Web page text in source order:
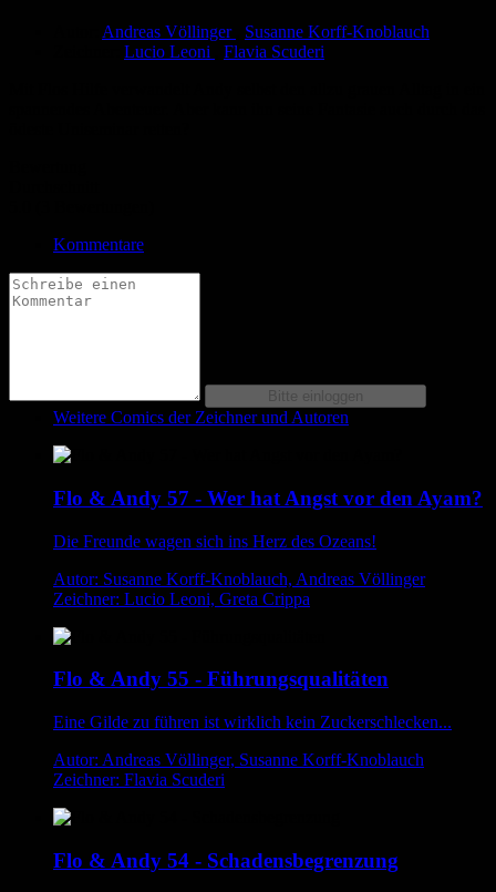
Andreas Völlinger
Susanne Korff-Knoblauch
Lucio Leoni
Flavia Scuderi
Kommentare
Weitere Comics der Zeichner und Autoren
Flo & Andy 57 - Wer hat Angst vor den Ayam?
Die Freunde wagen sich ins Herz des Ozeans!
Autor: Susanne Korff-Knoblauch, Andreas Völlinger
Zeichner: Lucio Leoni, Greta Crippa
Flo & Andy 55 - Führungsqualitäten
Eine Gilde zu führen ist wirklich kein Zuckerschlecken...
Autor: Andreas Völlinger, Susanne Korff-Knoblauch
Zeichner: Flavia Scuderi
Flo & Andy 54 - Schadensbegrenzung